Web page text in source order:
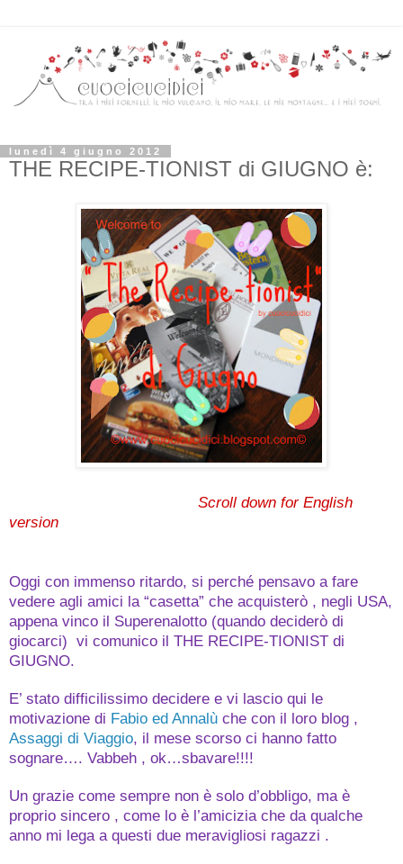
lunedì 4 giugno 2012
THE RECIPE-TIONIST di GIUGNO è:
Scroll down for English
version
Oggi con immenso ritardo, si perché pensavo a fare
vedere agli amici la “casetta” che acquisterò , negli USA,
appena vinco il Superenalotto (quando deciderò di
giocarci) vi comunico il THE RECIPE-TIONIST di
GIUGNO.
E’ stato difficilissimo decidere e vi lascio qui le
motivazione di Fabio ed Annalù che con il loro blog ,
Assaggi di Viaggio, il mese scorso ci hanno fatto
sognare…. Vabbeh , ok…sbavare!!!!
Un grazie come sempre non è solo d’obbligo, ma è
proprio sincero , come lo è l’amicizia che da qualche
anno mi lega a questi due meravigliosi ragazzi .